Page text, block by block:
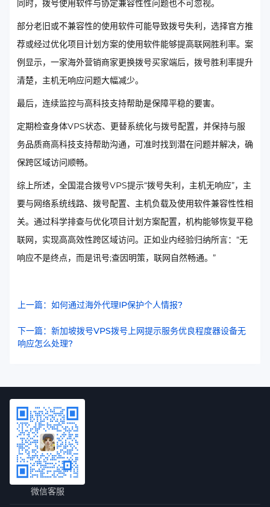
同时，拨号使用软件与协定兼容性性问题也不可忽视。
部分老旧或不兼容性的使用软件可能导致拨号失利，选择官方推
荐或经过优化项目计划方案的使用软件能够提高联网胜利率。案
例显示，一家海外营销商家更换拨号买家端后，拨号胜利率提升
清楚，主机无响应问题大幅减少。
最后，连续监控与高科技支持帮助是保障平稳的要害。
定期检查身体VPS状态、更替系统化与拨号配置，并保持与服
务品质商高科技支持帮助沟通，可准时找到潜在问题并解决，确
保跨区域访问顺畅。
综上所述，全国混合拨号VPS提示“拨号失利，主机无响应”，主
要与网络系统线路、拨号配置、主机负载及使用软件兼容性性相
关。通过科学排查与优化项目计划方案配置，机构能够恢复平稳
联网，实现高高效性跨区域访问。正如业内经验归纳所言：“无
响应不是终点，而是讯号;查因明策，联网自然畅通。”
上一篇：如何通过海外代理IP保护个人情报?
下一篇：新加坡拨号VPS拨号上网提示服务优良程度器设备无
响应怎么处理?
微信客服